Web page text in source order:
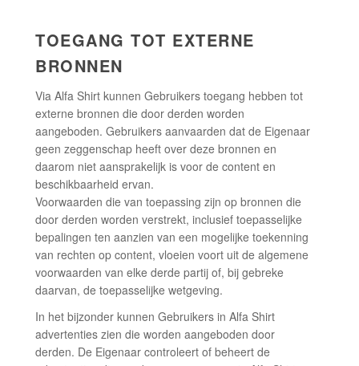
TOEGANG TOT EXTERNE
BRONNEN
Via Alfa Shirt kunnen Gebruikers toegang hebben tot
externe bronnen die door derden worden
aangeboden. Gebruikers aanvaarden dat de Eigenaar
geen zeggenschap heeft over deze bronnen en
daarom niet aansprakelijk is voor de content en
beschikbaarheid ervan.
Voorwaarden die van toepassing zijn op bronnen die
door derden worden verstrekt, inclusief toepasselijke
bepalingen ten aanzien van een mogelijke toekenning
van rechten op content, vloeien voort uit de algemene
voorwaarden van elke derde partij of, bij gebreke
daarvan, de toepasselijke wetgeving.
In het bijzonder kunnen Gebruikers in Alfa Shirt
advertenties zien die worden aangeboden door
derden. De Eigenaar controleert of beheert de